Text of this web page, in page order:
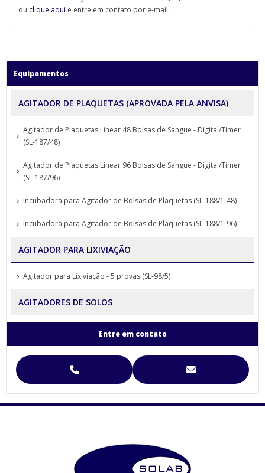
ou clique aqui e entre em contato por e-mail.
Equipamentos
AGITADOR DE PLAQUETAS (APROVADA PELA ANVISA)
Agitador de Plaquetas Linear 48 Bolsas de Sangue - Digital/Timer
(SL-187/48)
Agitador de Plaquetas Linear 96 Bolsas de Sangue - Digital/Timer
(SL-187/96)
Incubadora para Agitador de Bolsas de Plaquetas (SL-188/1-48)
Incubadora para Agitador de Bolsas de Plaquetas (SL-188/1-96)
AGITADOR PARA LIXIVIAÇÃO
Agitador para Lixiviação - 5 provas (SL-98/5)
AGITADORES DE SOLOS
Agitador para Separação de Agregados de Solo Yoder
Agitador Proveta - 120 Provas - Análise de Solo (SL-99/120)
Agitador Proveta - 6 Provas - Análise de Solo (SL-99/6)
Entre em contato